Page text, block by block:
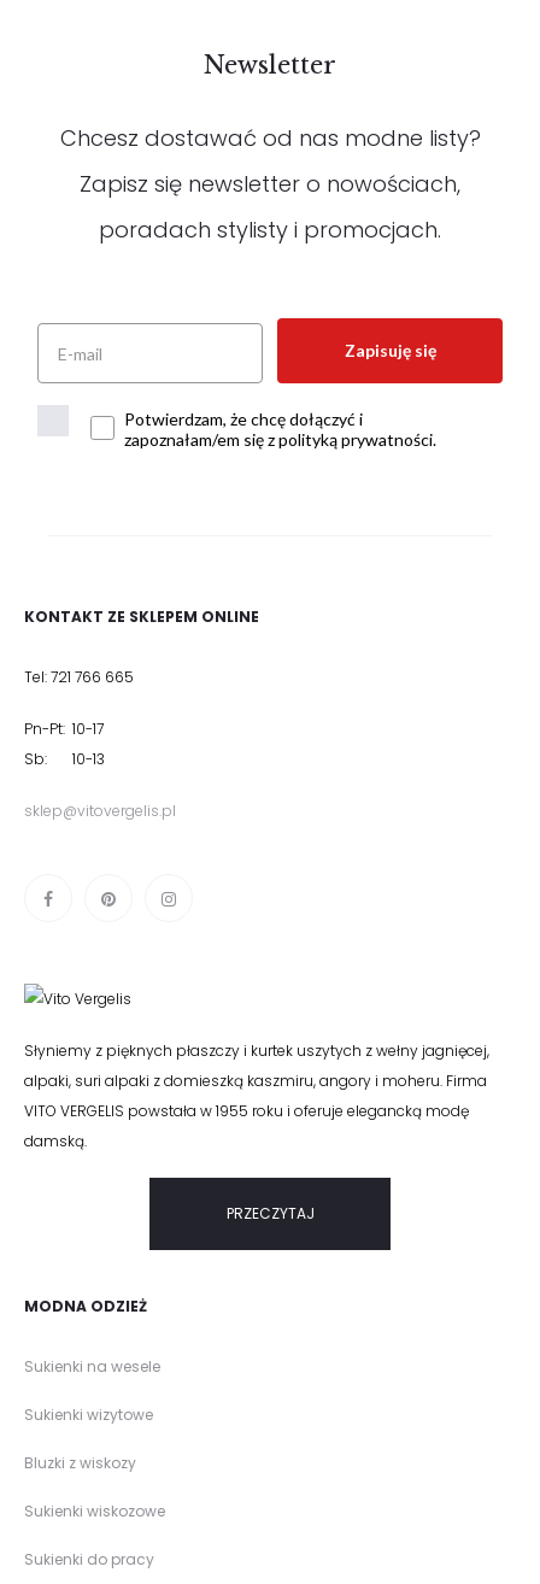
Newsletter
Chcesz dostawać od nas modne listy?
Zapisz się newsletter o nowościach,
poradach stylisty i promocjach.
Zapisuję się
Potwierdzam, że chcę dołączyć i
zapoznałam/em się z polityką prywatności.
KONTAKT ZE SKLEPEM ONLINE
Tel: 721 766 665
Pn-Pt: 10-17
Sb: 10-13
sklep@vitovergelis.pl
Słyniemy z pięknych płaszczy i kurtek uszytych z wełny jagnięcej,
alpaki, suri alpaki z domieszką kaszmiru, angory i moheru. Firma
VITO VERGELIS powstała w 1955 roku i oferuje elegancką modę
damską.
PRZECZYTAJ
MODNA ODZIEŻ
Sukienki na wesele
Sukienki wizytowe
Bluzki z wiskozy
Sukienki wiskozowe
Sukienki do pracy